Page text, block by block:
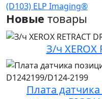
(D103) ELP Imaging®
Новые товары
З/ч XEROX
Плата